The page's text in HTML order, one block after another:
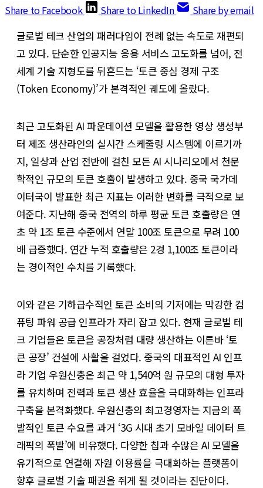
Share to Facebook
Share to LinkedIn Share by email
글로벌 테크 산업의 패러다임이 전례 없는 속도로 재편되
고 있다. 단순한 인공지능 응용 서비스 고도화를 넘어, 전
세계 기술 지형도를 뒤흔드는 ‘토큰 중심 경제 구조
(Token Economy)’가 본격적인 궤도에 올랐다.
최근 고도화된 AI 파운데이션 모델을 활용한 영상 생성부
터 제조 생산라인의 실시간 스케줄링 시스템에 이르기까
지, 일상과 산업 전반에 걸친 모든 AI 시나리오에서 천문
학적인 규모의 토큰 호출이 발생하고 있다. 중국 국가데
이터국이 발표한 최근 지표는 이러한 변화를 극적으로 보
여준다. 지난해 중국 전역의 하루 평균 토큰 호출량은 연
초 약 1조 토큰 수준에서 연말 100조 토큰으로 무려 100
배 급증했다. 연간 누적 호출량은 2경 1,100조 토큰이라
는 경이적인 수치를 기록했다.
이와 같은 기하급수적인 토큰 소비의 기저에는 막강한 컴
퓨팅 파워 공급 인프라가 자리 잡고 있다. 현재 글로벌 테
크 기업들은 토큰을 공장처럼 대량 생산하는 이른바 ‘토
큰 공장’ 건설에 사활을 걸었다. 중국의 대표적인 AI 인프
라 기업 우원신충은 최근 약 1,540억 원 규모의 대형 투자
를 유치하며 전력과 토큰 생산 효율을 극대화하는 인프라
구축을 본격화했다. 우원신충의 최고경영자는 지금의 폭
발적인 토큰 수요를 과거 ‘3G 시대 초기 모바일 데이터 트
래픽의 폭발’에 비유했다. 다양한 칩과 수많은 AI 모델을
유기적으로 연결해 자원 이용률을 극대화하는 플랫폼이
향후 글로벌 기술 패권을 쥐게 될 것이라는 진단이다.